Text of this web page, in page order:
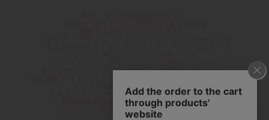
オリジナルアイテムなどを幅広くご用意しています。
アビステの幅広い商品を取り揃え、
人気ランキングやテレビなどメディア着用商品、
雑誌掲載商品情報を紹介するコンテンツ、
プレゼント包装無料や独自のポイント還元
などのサービスをご提供。